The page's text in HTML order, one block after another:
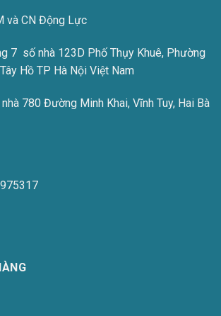
và CN Động Lực
7 số nhà 123D Phố Thụy Khuê, Phường
Hồ TP Hà Nội Việt Nam
780 Đường Minh Khai, Vĩnh Tuy, Hai Bà